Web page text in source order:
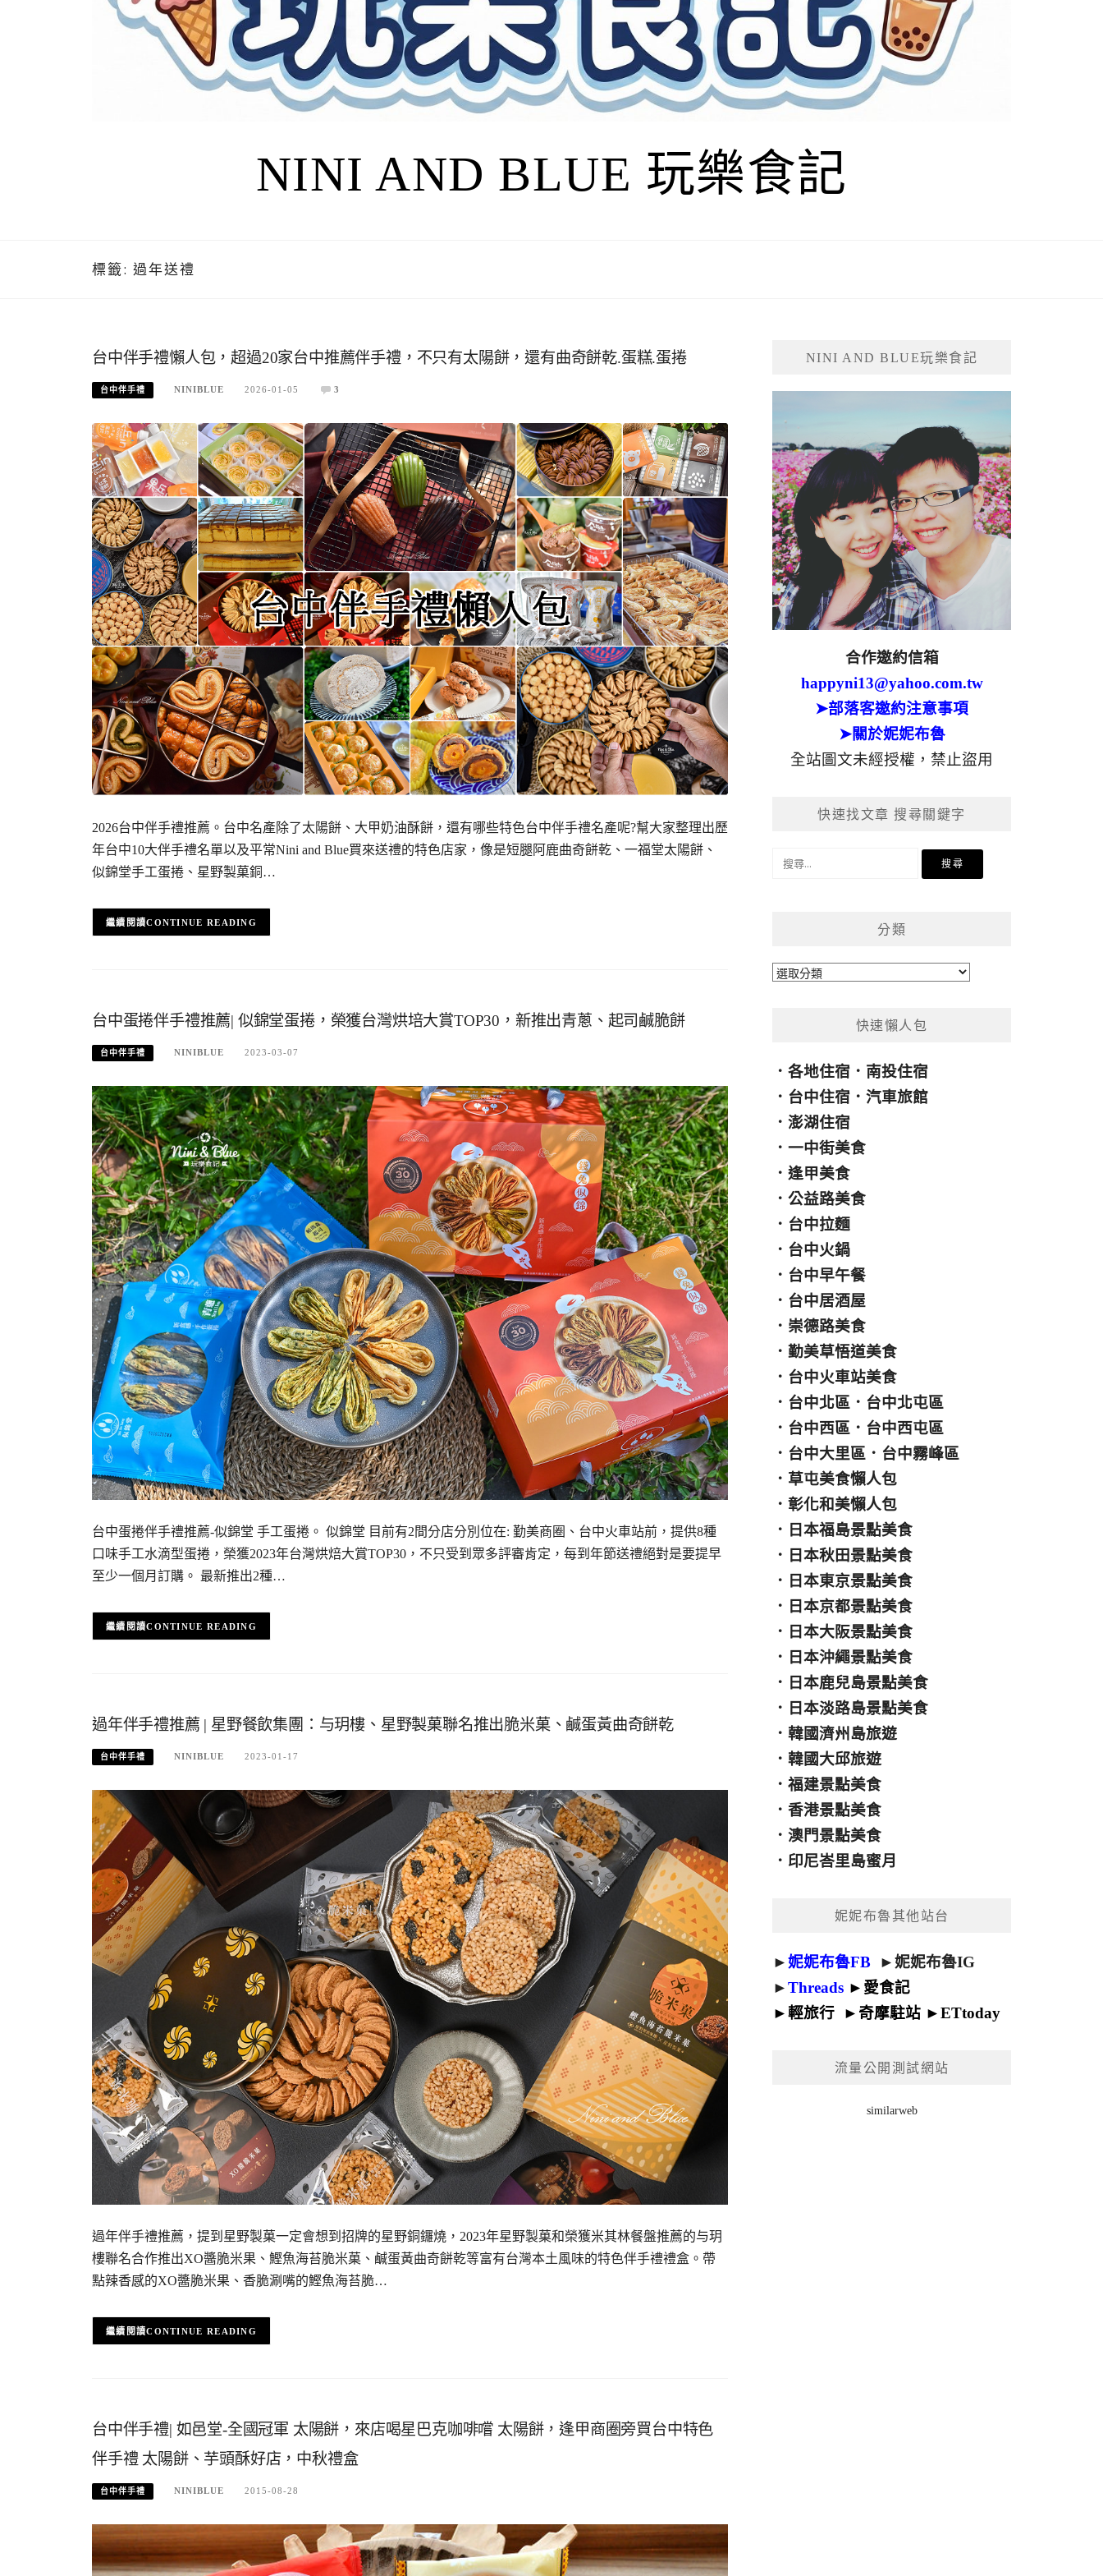
NINI AND BLUE 玩樂食記
標籤: 過年送禮
台中伴手禮懶人包，超過20家台中推薦伴手禮，不只有太陽餅，還有曲奇餅乾.蛋糕.蛋捲
台中伴手禮 NINIBLUE 2026-01-05 3
2026台中伴手禮推薦。台中名產除了太陽餅、大甲奶油酥餅，還有哪些特色台中伴手禮名產呢?幫大家整理出歷
年台中10大伴手禮名單以及平常Nini and Blue買來送禮的特色店家，像是短腿阿鹿曲奇餅乾、一福堂太陽餅、
似錦堂手工蛋捲、星野製菓銅…
CONTINUE READING
台中蛋捲伴手禮推薦| 似錦堂蛋捲，榮獲台灣烘培大賞TOP30，新推出青蔥、起司鹹脆餅
台中伴手禮 NINIBLUE 2023-03-07
台中蛋捲伴手禮推薦-似錦堂 手工蛋捲。 似錦堂 目前有2間分店分別位在: 勤美商圈、台中火車站前，提供8種
口味手工水滴型蛋捲，榮獲2023年台灣烘焙大賞TOP30，不只受到眾多評審肯定，每到年節送禮絕對是要提早
至少一個月訂購。 最新推出2種…
CONTINUE READING
過年伴手禮推薦 | 星野餐飲集團：与玥樓、星野製菓聯名推出脆米菓、鹹蛋黃曲奇餅乾
台中伴手禮 NINIBLUE 2023-01-17
過年伴手禮推薦，提到星野製菓一定會想到招牌的星野銅鑼燒，2023年星野製菓和榮獲米其林餐盤推薦的与玥
樓聯名合作推出XO醬脆米果、鰹魚海苔脆米菓、鹹蛋黃曲奇餅乾等富有台灣本土風味的特色伴手禮禮盒。帶
點辣香感的XO醬脆米果、香脆涮嘴的鰹魚海苔脆…
CONTINUE READING
台中伴手禮| 如邑堂-全國冠軍 太陽餅，來店喝星巴克咖啡嚐 太陽餅，逢甲商圈旁買台中特色
伴手禮 太陽餅、芋頭酥好店，中秋禮盒
台中伴手禮 NINIBLUE 2015-08-28
NINI AND BLUE玩樂食記
合作邀約信箱
happyni13@yahoo.com.tw
➤部落客邀約注意事項
➤關於妮妮布魯
全站圖文未經授權，禁止盜用
快速找文章 搜尋關鍵字
分類
分
快速懶人包
．各地住宿 ． 南投住宿
． 台中住宿 ．汽車旅館
．澎湖住宿
．一中街美食
．逢甲美食
．公益路美食
． 台中拉麵
． 台中火鍋
． 台中早午餐
． 台中居酒屋
． 崇德路美食
．勤美草悟道美食
． 台中火車站美食
． 台中北區 ． 台中北屯區
． 台中西區 ． 台中西屯區
． 台中大里區 ． 台中霧峰區
． 草屯美食懶人包
．彰化和美懶人包
． 日本福島景點美食
． 日本秋田景點美食
． 日本東京景點美食
． 日本京都景點美食
． 日本大阪景點美食
． 日本沖繩景點美食
． 日本鹿兒島景點美食
． 日本淡路島景點美食
．韓國濟州島旅遊
．韓國大邱旅遊
．福建景點美食
．香港景點美食
．澳門景點美食
． 印尼峇里島蜜月
妮妮布魯其他站台
►妮妮布魯FB ►妮妮布魯IG
►Threads ► 愛食記
►輕旅行 ► 奇摩駐站 ►ETtoday
流量公開測試網站
similarweb